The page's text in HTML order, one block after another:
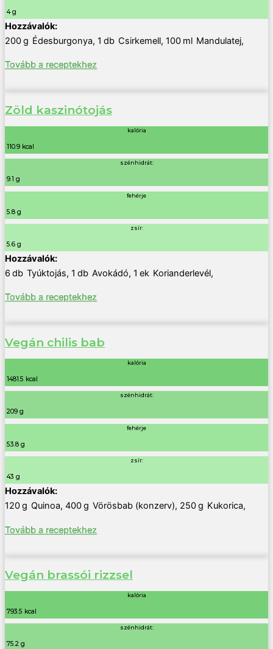
4 g
200g Édesburgonya, 1 db Csirkemell, 100 ml Mandulatej,
Tovább a receptekhez
Zöld kaszinótojás
kalória
110.9 kcal
szénhidrát:
9.1 g
fehérje
5.8 g
zsír:
5.6 g
6 db Tyúktojás, 1 db Avokádó, 1 ek Korianderlevél,
Tovább a receptekhez
Vegán chilis bab
kalória
1481.5 kcal
szénhidrát:
209 g
fehérje
53.8 g
zsír:
43 g
120g Quinoa, 400g Vörösbab (konzerv), 250g Kukorica,
Tovább a receptekhez
Vegán brassói rizzsel
kalória
793.5 kcal
szénhidrát:
75.2 g